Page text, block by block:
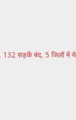
सड़कें बंद, 5 जिलों में